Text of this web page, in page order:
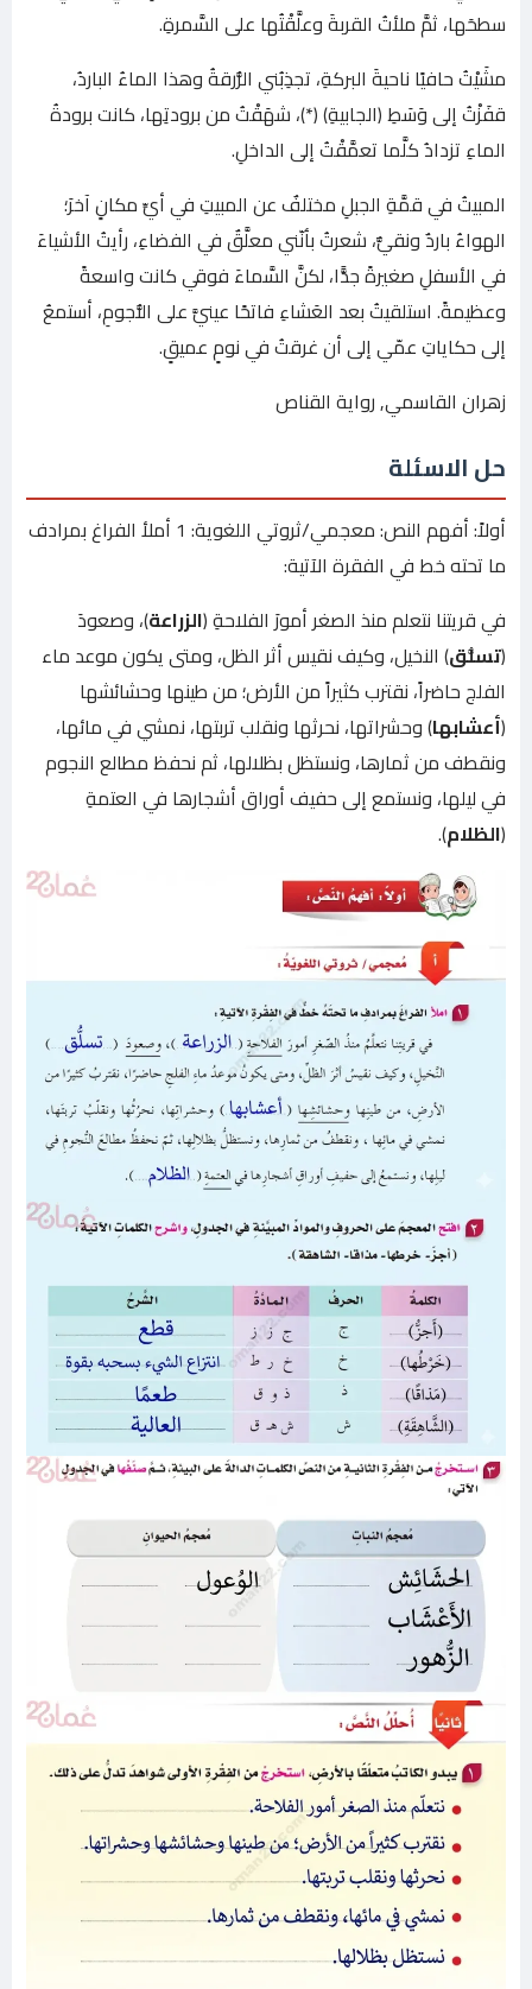
سطحَها، ثمَّ ملأتُ القربةَ وعلَّقْتُها على السَّمرةِ.
مشَيْتُ حافيًا ناحيةَ البركةِ، تجذِبُني الزُّرقةُ وهذا الماءُ الباردُ،
قفَزْتُ إلى وَسَطِ (الجابيةِ) (*)، شهَقْتُ من برودتِها، كانت برودةُ
الماءِ تزدادُ كلَّما تعمَّقْتُ إلى الداخلِ.
المبيتُ في قمَّةِ الجبلِ مختلفٌ عن المبيتِ في أيِّ مكانٍ آخرَ؛
الهواءُ باردٌ ونقيٌّ، شعرتُ بأنّني معلَّقٌ في الفضاءِ، رأيتُ الأشياءَ
في الأسفلِ صغيرةً جدًّا، لكنَّ السَّماءَ فوقي كانت واسعةً
وعظيمةً. استلقيتُ بعد العَشاءِ فاتحًا عينيَّ على النُّجومِ، أستمعُ
إلى حكاياتِ عمّي إلى أن غرقتُ في نومٍ عميقٍ.
زهران القاسمي, رواية القناص
حل الاسئلة
أولاً: أفهم النص: معجمي/ثروتي اللغوية: 1 أملأ الفراغ بمرادف
ما تحته خط في الفقرة الآتية:
في قريتنا نتعلم منذ الصغر أمورَ الفلاحةِ (الزراعة)، وصعودَ
(تسلُّق) النخيل، وكيف نقيس أثر الظل، ومتى يكون موعد ماء
الفلج حاضراً، نقترب كثيراً من الأرض؛ من طينها وحشائشها
(أعشابها) وحشراتها، نحرثها ونقلب تربتها، نمشي في مائها،
ونقطف من ثمارها، ونستظل بظلالها، ثم نحفظ مطالع النجوم
في ليلها، ونستمع إلى حفيف أوراق أشجارها في العتمةِ
(الظلام).